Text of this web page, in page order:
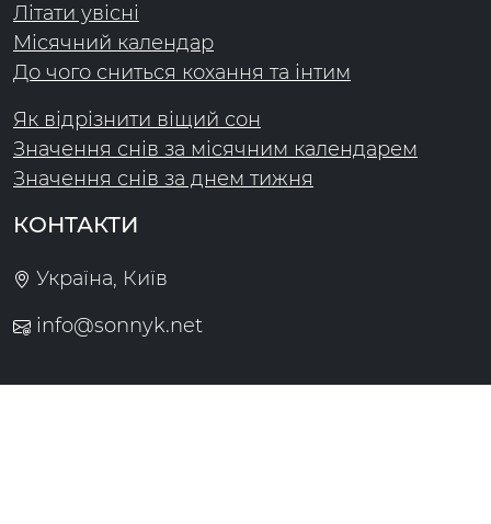
Літати увісні
Місячний календар
До чого сниться кохання та інтим
Як відрізнити віщий сон
Значення снів за місячним календарем
Значення снів за днем тижня
КОНТАКТИ
Україна, Київ
info@sonnyk.net